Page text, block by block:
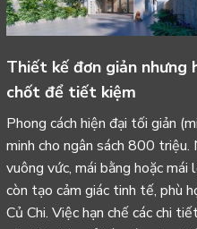
Thiết kế đơn giản nhưng
chốt để tiết kiệm
Phong cách hiện đại tối giản
minh cho ngân sách 800
vuông vức, mái bằng hoặc
còn tạo cảm giác tinh tế, phù
Củ Chi. Việc hạn chế các chi